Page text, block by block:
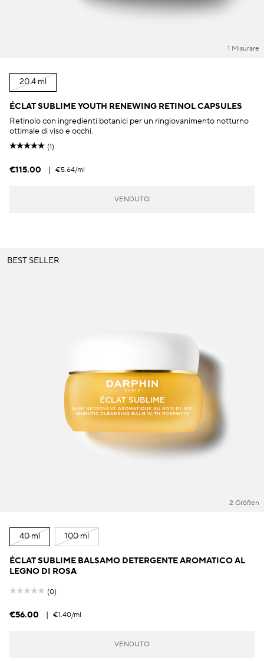
1 Misurare
20.4 ml
ÉCLAT SUBLIME YOUTH RENEWING RETINOL CAPSULES
Retinolo con ingredienti botanici per un ringiovanimento notturno
ottimale di viso e occhi.
(1)
€115.00 | €5.64/ml
VENDUTO
BEST SELLER
2 Größen
40 ml 100 ml
ÉCLAT SUBLIME BALSAMO DETERGENTE AROMATICO AL
LEGNO DI ROSA
(0)
€56.00 | €1.40/ml
VENDUTO